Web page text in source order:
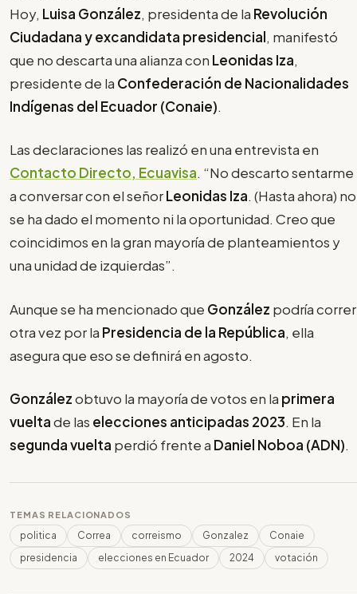
Hoy, Luisa González, presidenta de la Revolución
Ciudadana y excandidata presidencial, manifestó
que no descarta una alianza con Leonidas Iza,
presidente de la Confederación de Nacionalidades
Indígenas del Ecuador (Conaie).
Las declaraciones las realizó en una entrevista en
Contacto Directo, Ecuavisa. “No descarto sentarme
a conversar con el señorLeonidas Iza. (Hasta ahora) no
se ha dado el momento ni la oportunidad. Creo que
coincidimos en la gran mayoría de planteamientos y
una unidad de izquierdas”.
Aunque se ha mencionado que González podría correr
otra vez por la Presidencia de la República, ella
asegura que eso se definirá en agosto.
Gonzálezobtuvo la mayoría de votos en la primera
vueltade las elecciones anticipadas 2023. En la
segunda vuelta perdió frente a Daniel Noboa (ADN).
TEMAS RELACIONADOS
politica Correa correismo Gonzalez
Conaie
presidencia
elecciones en Ecuador 2024 votación